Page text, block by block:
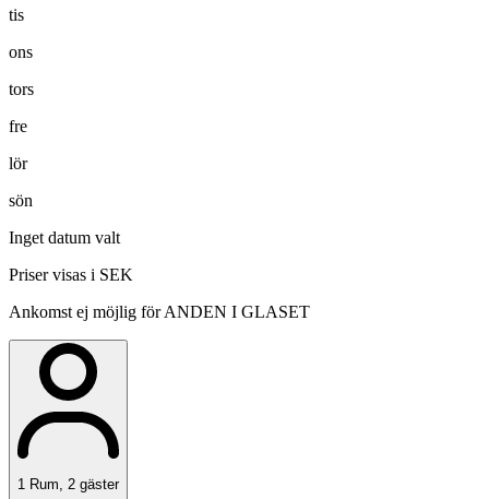
tis
ons
tors
fre
lör
sön
Inget datum valt
Priser visas i SEK
Ankomst ej möjlig för ANDEN I GLASET
1 Rum, 2 gäster